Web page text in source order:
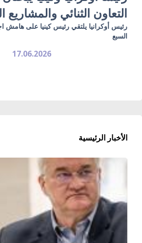
التعاون الثنائي والمشاريع
رئيس أوكرانيا يلتقي رئيس كينيا على هامش
السبع
17.06.2026
الأخبار الرئيسية